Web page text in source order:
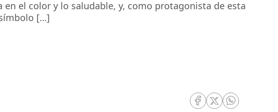
el color y lo saludable, y, como protagonista de esta
[…]
RRSS Facebook
RRSS Twitter
RRSS